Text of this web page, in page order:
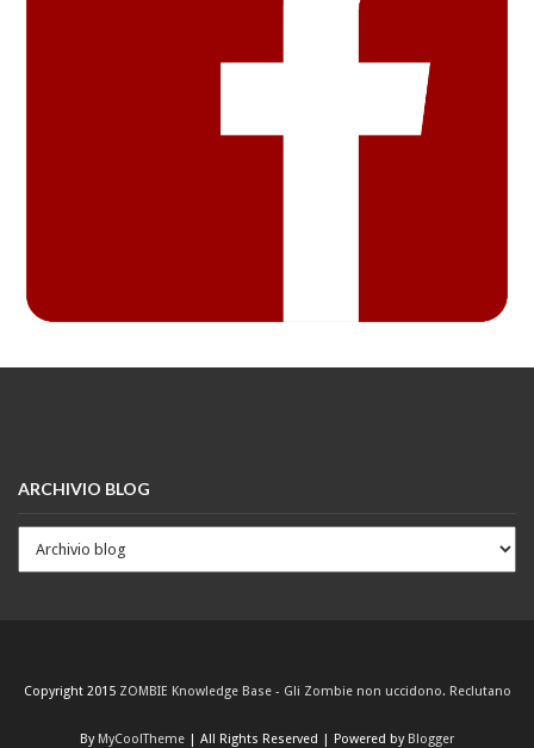
ARCHIVIO BLOG
Copyright 2015 ZOMBIE Knowledge Base - Gli Zombie non uccidono. Reclutano
By MyCoolTheme | All Rights Reserved | Powered by Blogger